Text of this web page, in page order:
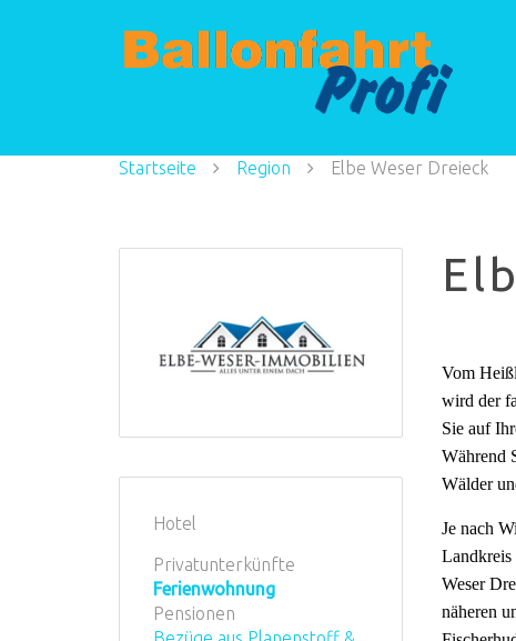
Startseite Region Elbe Weser Dreieck
Vom
wird der
Sie auf
Während
Wälder
Je nach
Landkreis
Weser
näheren
Hotel
Privatunterkünfte
Ferienwohnung
Pensionen